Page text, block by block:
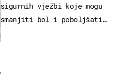
sigurnih vježbi koje mogu
smanjiti bol i poboljšati